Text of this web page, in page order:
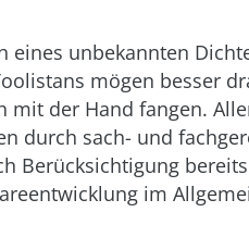
eines unbekannten
mögen besser
mit der Hand fangen.
durch sach- und
Berücksichtigung
im